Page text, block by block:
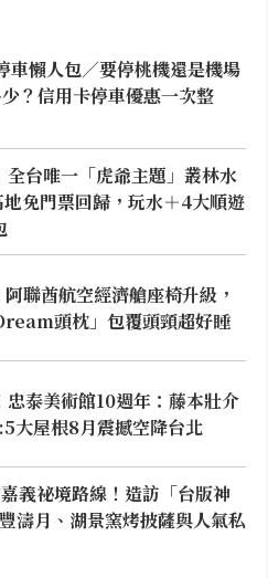
車懶人包／要停桃機還是機場
？信用卡停車優惠一次整
全台唯一「虎爺主題」叢林水
免門票回歸，玩水＋4大順遊
聯酋航空經濟艙座椅升級，
頭枕」包覆頭頸超好睡
忠泰美術館10週年：藤本壯介
大屋根8月震撼空降台北
義祕境路線！造訪「台版神
濤月、湖景窯烤披薩與人氣私